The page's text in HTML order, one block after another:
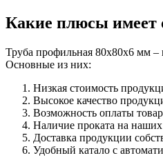
Какие плюсы имеет
Труба профильная 80х80х6 мм
Основные из них:
Низкая стоимость
Высокое качество
Возможность оплаты
Наличие проката на
Доставка продукции
Удобный катало с